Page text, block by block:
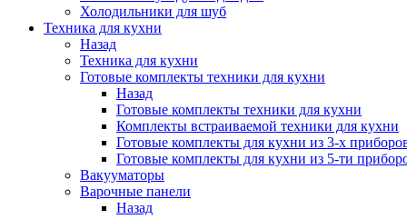
Холодильники для шуб
Техника для кухни
Назад
Техника для кухни
Готовые комплекты техники для кухни
Назад
Готовые комплекты техники для кухни
Комплекты встраиваемой техники для кухни
Готовые комплекты для кухни из 3-х
Готовые комплекты для кухни из 5-ти
Вакууматоры
Варочные панели
Назад